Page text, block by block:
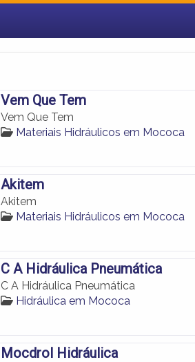
Vem Que Tem
Vem Que Tem
Materiais Hidráulicos em Mococa
Akitem
Akitem
Materiais Hidráulicos em Mococa
C A Hidráulica Pneumática
C A Hidráulica Pneumática
Hidráulica em Mococa
Mocdrol Hidráulica